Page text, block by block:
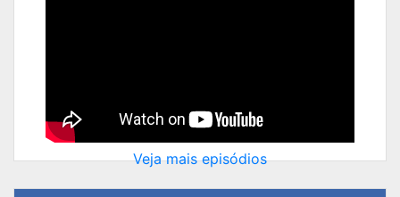
Veja mais episódios